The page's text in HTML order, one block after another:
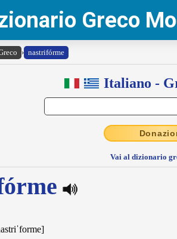
Greco
› nastrifórme
Italiano -
Vai al dizionario